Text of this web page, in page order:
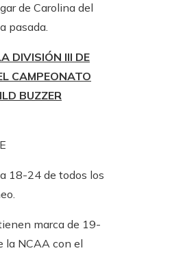
de Carolina del
pasada.
DIVISIÓN III DE
CAMPEONATO
BUZZER
18-24 de todos los
marca de 19-
la NCAA con el